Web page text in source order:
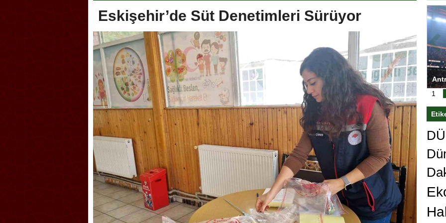
Eskişehir’de Süt Denetimleri Sürüyor
Geleneksel Türk Okçuluğu
ev sahipliği yapıyor
Askerlik şakası Dünya Kupası’nı
karıştırdı! Güney Kore’den sert karar
Antrenörlüğe ”Hayır” diyen Mertens,
Galatasaray’dan bakın ne istedi
1